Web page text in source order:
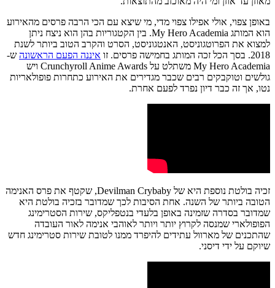
באופן צפוי, אולי אפילו צפוי מדי, מי שיצא עם הכי הרבה פרסים מהאירוע
הוא המותג My Hero Academia. בין הקטגוריות בהן הוא ניצח ניתן
למצוא את הפרוטגוניסט, האנטגוניסט, הסרט והקרב הטוב ביותר לשנת
2018. בסך הכל זכה המותג בחמישה פרסים. זו
איננה הפעם הראשונה ש-
My Hero Academia משתלט על Crunchyroll Anime Awards ויש
גולשים וטוקבקים רבים שכבר מגדירים את האירוע כתחרות פופולאריות
נטו, אך זה כבר דיון נפרד לפעם אחרת.
זכיה בולטת נוספת היא של Devilman Crybaby, שקטף את פרס האנימה
הטובה ביותר של השנה. אחת הסיבות לכך שמדובר בזכיה בולטת היא
שמדובר בסדרה שזמינה באופן בלעדי בנטפליקס, שירות הסטרימינג
הפופולארי שמנסה לקרוץ יותר ויותר לאוהבי אנימה לאור העובדה
שהתכנים של מארוול עתידים להיפרד ממנו לטובת שירות סטרימינג חדש
שיוקם על ידי דיסני.